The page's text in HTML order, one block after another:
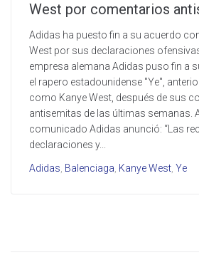
West por comentarios
Adidas ha puesto fin a su acuerdo
West por sus declaraciones
empresa alemana Adidas puso fin a
el rapero estadounidense "Ye",
como Kanye West, después de sus
antisemitas de las últimas semanas.
comunicado Adidas anunció: “Las
declaraciones y...
Adidas, Balenciaga, Kanye West, Ye